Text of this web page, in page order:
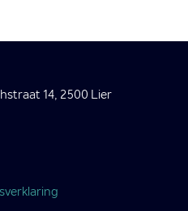
14, 2500 Lier